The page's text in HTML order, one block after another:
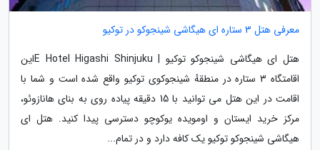
معرفی هتل 3 ستاره ای هیگاشی شینجوکو در توکیو
هتل ای هیگاشی شینجوکو توکیو | E Hotel Higashi Shinjukuاین
اقامتگاه 3 ستاره در منطقهٔ شینجوکوی توکیو واقع شده است و شما با
اقامت در این هتل می توانید با 15 دقیقه پیاده روی به بنای هانازوئو،
مرکز خرید ایستان و اومویده یوکوچو دسترسی پیدا کنید. هتل ای
هیگاشی شینجوکو توکیو یک کافه دارد و در تمام...